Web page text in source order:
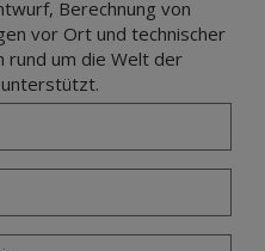
Berechnung von
vor Ort und technischer
rund um die Welt der